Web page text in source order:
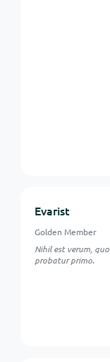
Evarist
Golden Member
Nihil est verum,
probatur primo.